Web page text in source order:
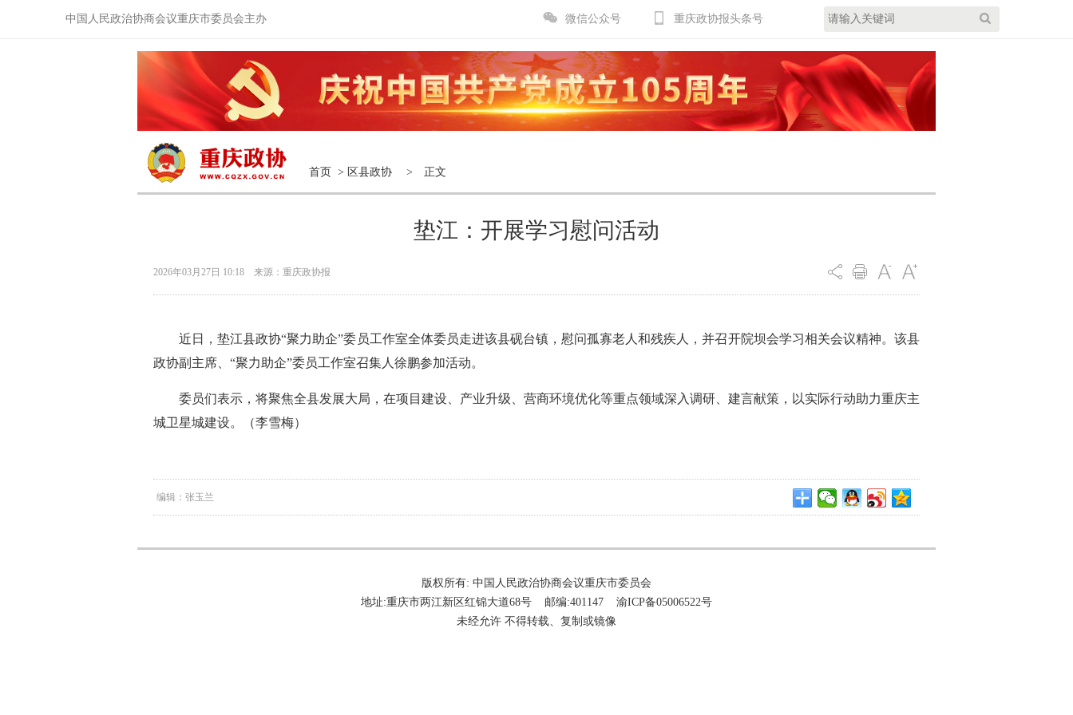
中国人民政治协商会议重庆市委员会主办 微信公众号 重庆政协报头条号
首页 > 区县政协 > 正文
垫江：开展学习慰问活动
2026年03月27日 10:18 来源：重庆政协报
近日，垫江县政协“聚力助企”委员工作室全体委员走进该县砚台镇，慰问孤寡老人和残疾人，并召开院坝会学习相关会议精神。该县
政协副主席、“聚力助企”委员工作室召集人徐鹏参加活动。
委员们表示，将聚焦全县发展大局，在项目建设、产业升级、营商环境优化等重点领域深入调研、建言献策，以实际行动助力重庆主
城卫星城建设。（李雪梅）
编辑：张玉兰
版权所有: 中国人民政治协商会议重庆市委员会
地址:重庆市两江新区红锦大道68号 邮编:401147 渝ICP备05006522号
未经允许 不得转载、复制或镜像